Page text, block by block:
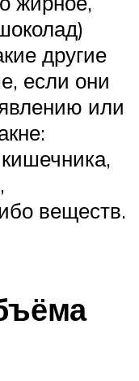
другие
если они
или
веществ.